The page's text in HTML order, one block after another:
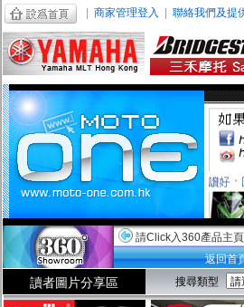
商家管理登入 聯絡我們及提
請Click入360產品主頁
返回首
讀者圖片分享區 搜尋類型